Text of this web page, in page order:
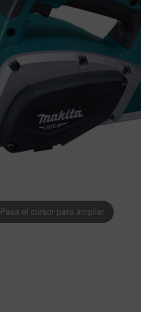
Pasa el cursor para ampliar